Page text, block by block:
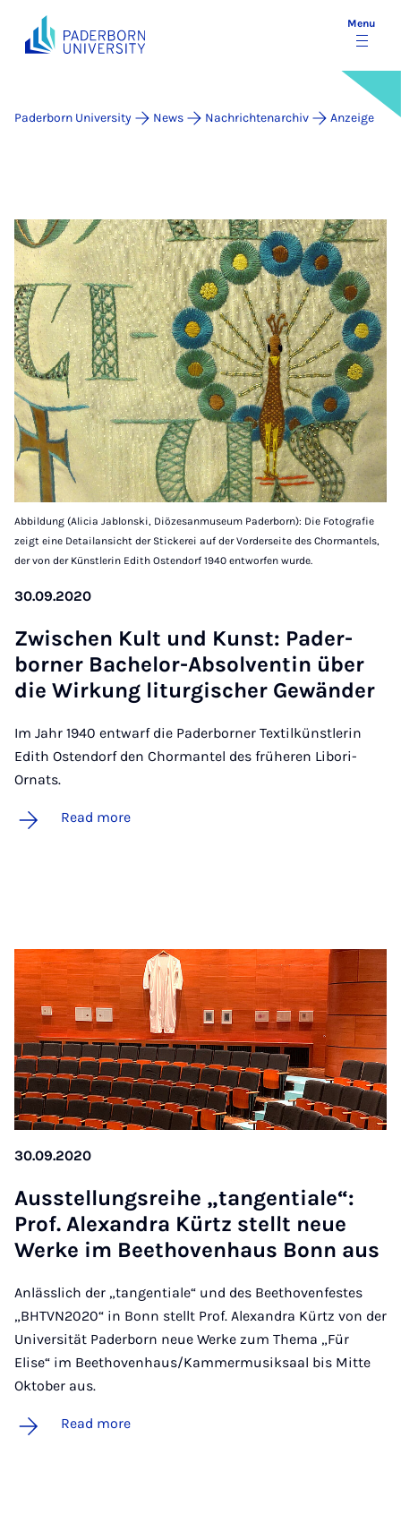
Menu
Paderborn University News Nachrichtenarchiv Anzeige
Abbildung (Alicia Jablonski, Diözesanmuseum Paderborn): Die Fotografie
zeigt eine Detailansicht der Stickerei auf der Vorderseite des Chormantels,
der von der Künstlerin Edith Ostendorf 1940 entworfen wurde.
30.09.2020
Zwis­chen Kult und Kunst: Pader­
borner Bach­el­or-Ab­solventin über
die Wirkung litur­gis­cher Gewänder
Im Jahr 1940 entwarf die Paderborner Textilkünstlerin
Edith Ostendorf den Chormantel des früheren Libori-
Ornats.
Read more
30.09.2020
Aus­s­tel­lung­s­reihe „tan­gen­tiale“:
Prof. Al­ex­an­dra Kürtz stellt neue
Werke im Beeth­oven­haus Bonn aus
Anlässlich der „tangentiale“ und des Beethovenfestes
„BHTVN2020“ in Bonn stellt Prof. Alexandra Kürtz von der
Universität Paderborn neue Werke zum Thema „Für
Elise“ im Beethovenhaus/Kammermusiksaal bis Mitte
Oktober aus.
Read more